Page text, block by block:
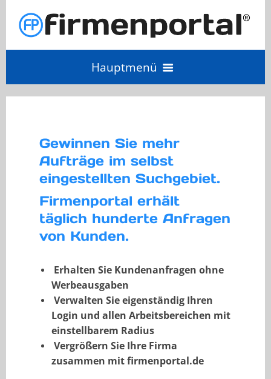
Hauptmenü
Anbieter Login
Anbieter werden
Gewinnen Sie mehr
Aufträge im selbst
eingestellten Suchgebiet.
Firmenportal erhält
täglich hunderte Anfragen
von Kunden.
Erhalten Sie Kundenanfragen ohne
Werbeausgaben
Verwalten Sie eigenständig Ihren
Login und allen Arbeitsbereichen mit
einstellbarem Radius
Vergrößern Sie Ihre Firma
zusammen mit firmenportal.de